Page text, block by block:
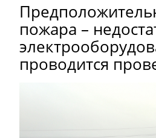
пожара –
проводится